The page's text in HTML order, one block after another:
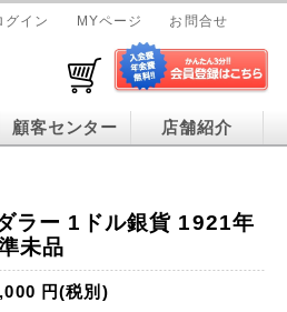
グイン MYページ お問合せ
顧客センター 店舗紹介
ラー 1ドル銀貨 1921年
未品
円(税別)